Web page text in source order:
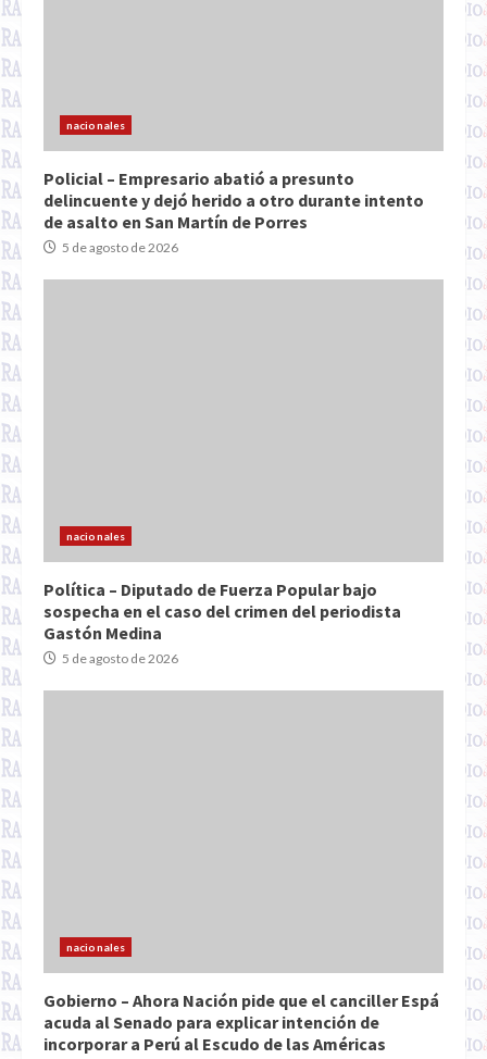
nacionales
Policial – Empresario abatió a presunto
delincuente y dejó herido a otro durante intento
de asalto en San Martín de Porres
5 de agosto de 2026
nacionales
Política – Diputado de Fuerza Popular bajo
sospecha en el caso del crimen del periodista
Gastón Medina
5 de agosto de 2026
nacionales
Gobierno – Ahora Nación pide que el canciller Espá
acuda al Senado para explicar intención de
incorporar a Perú al Escudo de las Américas